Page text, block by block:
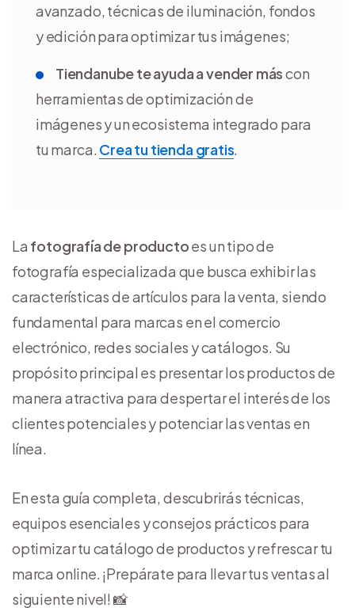
avanzado, técnicas de iluminación, fondos
y edición para optimizar tus imágenes;
Tiendanube te ayuda a vender máscon
herramientas de optimización de
imágenes y un ecosistema integrado para
tu marca. Crea tu tienda gratis.
La fotografía de productoes un tipo de
fotografía especializada que busca exhibir las
características de artículos para la venta, siendo
fundamental para marcas en el comercio
electrónico, redes sociales y catálogos. Su
propósito principal es presentar los productos de
manera atractiva para despertar el interés de los
clientes potenciales y potenciar las ventas en
línea.
En esta guía completa, descubrirás técnicas,
equipos esenciales y consejos prácticos para
optimizar tu catálogo de productos y refrescar tu
marca online. ¡Prepárate para llevar tus ventas al
siguiente nivel! 📸